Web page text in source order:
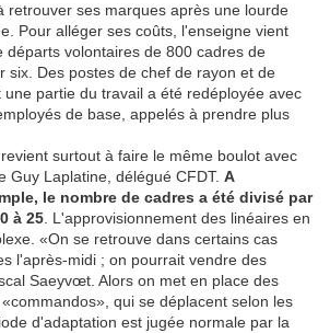
retrouver ses marques après une lourde
Pour alléger ses coûts, l'enseigne vient
départs volontaires de 800 cadres de
six. Des postes de chef de rayon et de
partie du travail a été redéployée avec
de base, appelés à prendre plus
surtout à faire le même boulot avec
Guy Laplatine, délégué CFDT. A
le nombre de cadres a été divisé par
à 25 . L'approvisionnement des linéaires en
«On se retrouve dans certains cas
l'après-midi ; on pourrait vendre des
Saeyvœt. Alors on met en place des
qui se déplacent selon les
d'adaptation est jugée normale par la